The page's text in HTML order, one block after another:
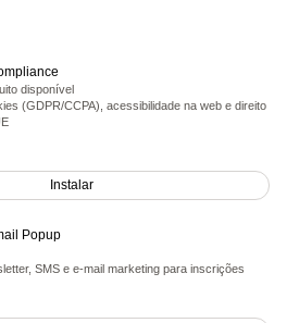
disponível
(GDPR/CCPA), acessibilidade na web e direito
Instalar
Popup
SMS e e-mail marketing para inscrições